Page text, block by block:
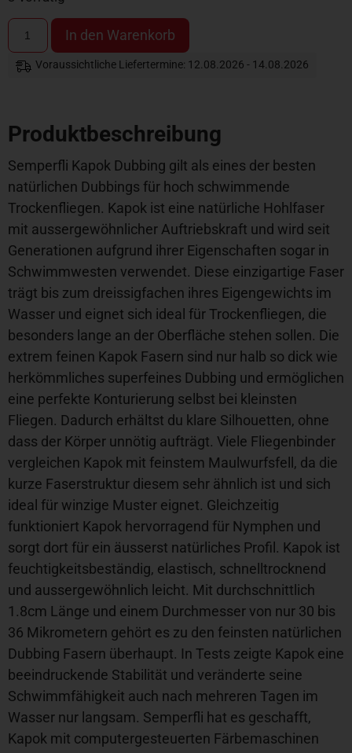
In den Warenkorb
Voraussichtliche Liefertermine: 12.08.2026 - 14.08.2026
Produktbeschreibung
Semperfli Kapok Dubbing gilt als eines der besten
natürlichen Dubbings für hoch schwimmende
Trockenfliegen. Kapok ist eine natürliche Hohlfaser
mit aussergewöhnlicher Auftriebskraft und wird seit
Generationen aufgrund ihrer Eigenschaften sogar in
Schwimmwesten verwendet. Diese einzigartige Faser
trägt bis zum dreissigfachen ihres Eigengewichts im
Wasser und eignet sich ideal für Trockenfliegen, die
besonders lange an der Oberfläche stehen sollen. Die
extrem feinen Kapok Fasern sind nur halb so dick wie
herkömmliches superfeines Dubbing und ermöglichen
eine perfekte Konturierung selbst bei kleinsten
Fliegen. Dadurch erhältst du klare Silhouetten, ohne
dass der Körper unnötig aufträgt. Viele Fliegenbinder
vergleichen Kapok mit feinstem Maulwurfsfell, da die
kurze Faserstruktur diesem sehr ähnlich ist und sich
ideal für winzige Muster eignet. Gleichzeitig
funktioniert Kapok hervorragend für Nymphen und
sorgt dort für ein äusserst natürliches Profil. Kapok ist
feuchtigkeitsbeständig, elastisch, schnelltrocknend
und aussergewöhnlich leicht. Mit durchschnittlich
1.8cm Länge und einem Durchmesser von nur 30 bis
36 Mikrometern gehört es zu den feinsten natürlichen
Dubbing Fasern überhaupt. In Tests zeigte Kapok eine
beeindruckende Stabilität und veränderte seine
Schwimmfähigkeit auch nach mehreren Tagen im
Wasser nur langsam. Semperfli hat es geschafft,
Kapok mit computergesteuerten Färbemaschinen